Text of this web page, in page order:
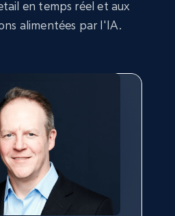
Product description,
collects products from
Product description,
en temps réel et aux
alimentées par l'IA.